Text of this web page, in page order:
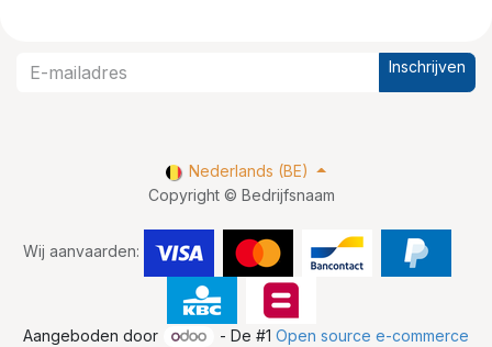
Inschrijven
Copyright © Bedrijfsnaam
Wij aanvaarden:
Nederlands (BE)
Aangeboden door - De #1Open source e-commerce